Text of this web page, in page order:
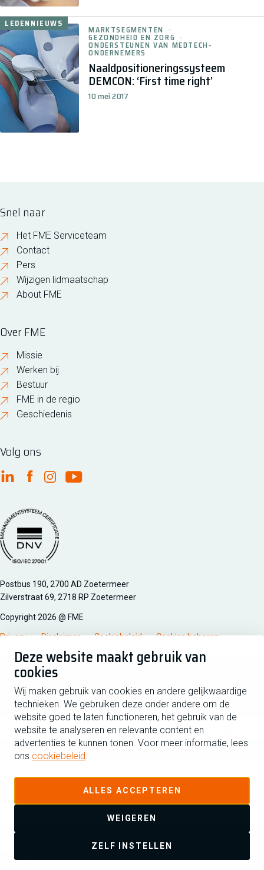
Deze website maakt gebruik van
cookies
Wij maken gebruik van cookies en andere gelijkwaardige
technieken. We gebruiken deze onder andere om de
website goed te laten functioneren, het gebruik van de
website te analyseren en relevante content en
advertenties te kunnen tonen. Voor meer informatie, lees
ons cookiebeleid.
ALLES ACCEPTEREN
WEIGEREN
ZELF INSTELLEN
Naaldpositioneringssysteem
DEMCON: ‘First time right’
10 mei 2017
MARKTSEGMENTEN
GEZONDHEID EN ZORG
ONDERSTEUNEN VAN MEDTECH-
ONDERNEMERS
LEDENNIEUWS
Snel naar
Het FME Serviceteam
Contact
Pers
Wijzigen lidmaatschap
About FME
Over FME
Missie
Werken bij
Bestuur
FME in de regio
Geschiedenis
Volg ons
FME Linkedin
FME Facebook
FME Instagram
FME Youtube
Managementsyteem certificatie DNV iso/iec 27001
Postbus 190, 2700 AD Zoetermeer
Zilverstraat 69, 2718 RP Zoetermeer
Copyright 2026 @ FME
Privacy Disclaimer Cookiebeleid Cookies beheren
Schrijf je in voor de nieuwsbrief
Voornaam
Achternaam
Ja ik schrijf me in voor de nieuwsbrief en ga akkoord met de